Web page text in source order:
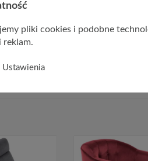
pliki cookies i podobne
reklam.
Ustawienia